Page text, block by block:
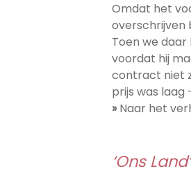
Omdat het
overschrijven
Toen we
voordat hij
contract niet
prijs was
»Naar het
‘Ons